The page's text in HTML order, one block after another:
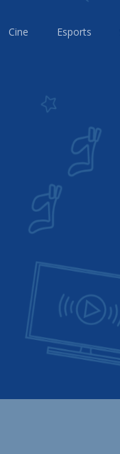
Cine Esports